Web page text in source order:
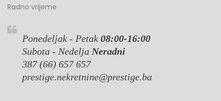
Radno vrijeme
Ponedeljak - Petak 08:00-16:00
Subota - Nedelja Neradni
387 (66) 657 657
prestige.nekretnine@prestige.ba